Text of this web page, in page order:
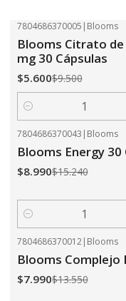
7804686370005 | Blooms
Blooms Citrato
mg 30 Cápsulas
$5.600$9.500
Cantidad
7804686370043 | Blooms
Blooms Energy 30
$8.990$15.240
Cantidad
7804686370012| Blooms
Blooms Complejo
$7.990$13.550